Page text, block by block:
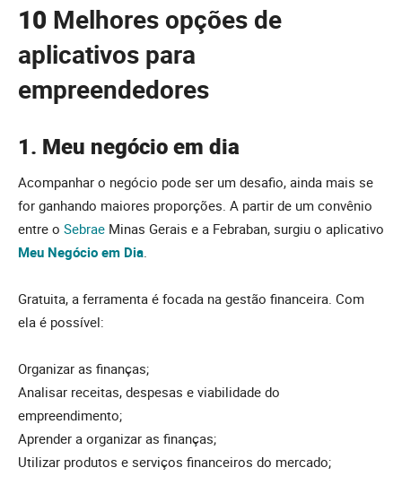
10 Melhores opções de
aplicativos para
empreendedores
1. Meu negócio em dia
Acompanhar o negócio pode ser um desafio, ainda mais se
for ganhando maiores proporções. A partir de um convênio
entre o Sebrae Minas Gerais e a Febraban, surgiu o aplicativo
Meu Negócio em Dia.
Gratuita, a ferramenta é focada na gestão financeira. Com
ela é possível:
Organizar as finanças;
Analisar receitas, despesas e viabilidade do
empreendimento;
Aprender a organizar as finanças;
Utilizar produtos e serviços financeiros do mercado;